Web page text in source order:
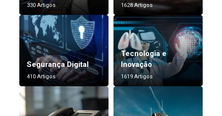
330 Artigos 1628 Artigos
Segurança Digital
410 Artigos
Tecnologia e
Inovação
1619 Artigos